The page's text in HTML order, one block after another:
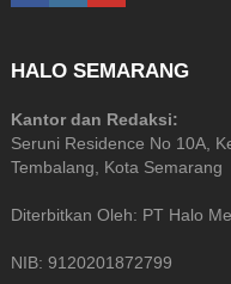
HALO SEMARANG
Kantor dan Redaksi:
Seruni Residence No 10A,
Tembalang, Kota Semarang
Diterbitkan Oleh: PT Halo
NIB: 9120201872799